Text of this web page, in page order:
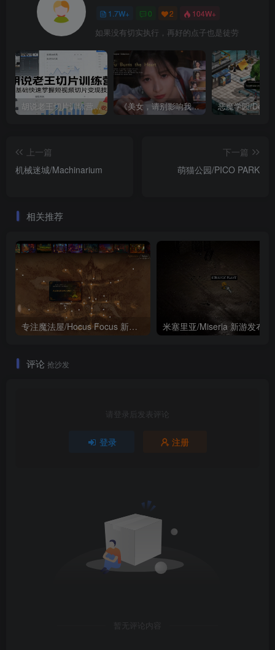
1.7W+ 0 2 104W+
如果没有切实执行，再好的点子也是徒劳
胡说老王切片训练营，零基础快速掌握短视频切片变现技巧 《美女，请别影响我成仙全球版》中文版
上一篇
机械迷城/Machinarium
下一篇
萌猫公园/PICO PARK
相关推荐
专注魔法屋/Hocus Focus 新游发布 米塞里亚/Miseria 新游发布
评论 抢沙发
请登录后发表评论
登录 注册
暂无评论内容